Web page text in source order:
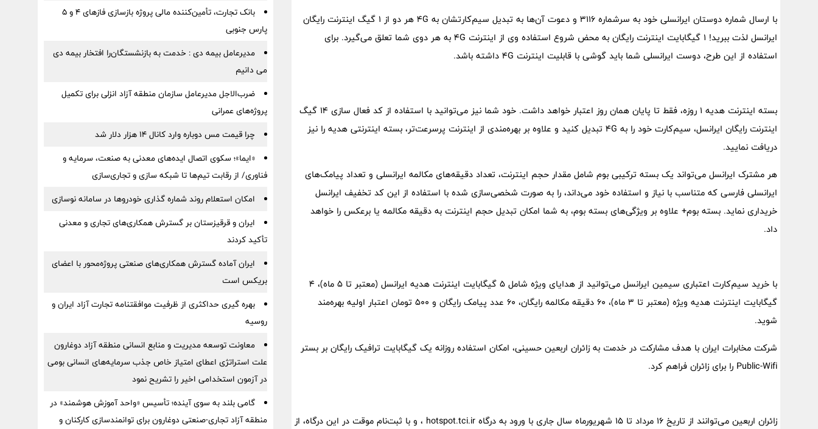
با ارسال شماره دوستان ایرانسلی خود به سرشماره ۳۱۱۶ و دعوت آن‌ها به تبدیل سیم‌کارتشان به ۴G هر دو از ۱ گیگ اینترنت رایگان
ایرانسل لذت ببرید! ۱ گیگابایت اینترنت رایگان به محض شروع استفاده وی از اینترنت ۴G به هر دوی شما تعلق می‌گیرد. برای
استفاده از این طرح، دوست ایرانسلی شما باید گوشی با قابلیت اینترنت ۴G داشته باشد.
بسته اینترنت هدیه ۱ روزه، فقط تا پایان همان روز اعتبار خواهد داشت. خود شما نیز می‌توانید با استفاده از کد فعال سازی ۱۴ گیگ
اینترنت رایگان ایرانسل، سیم‌کارت خود را به ۴G تبدیل کنید و علاوه بر بهره‌مندی از اینترنت پرسرعت‌تر، بسته اینترنتی هدیه را نیز
دریافت نمایید.
هر مشترک ایرانسل می‌تواند یک بسته ترکیبی بوم شامل مقدار حجم اینترنت، تعداد دقیقه‌های مکالمه ایرانسلی و تعداد پیامک‌های
ایرانسلی فارسی که متناسب با نیاز و استفاده خود می‌داند، را به صورت شخصی‌سازی شده با استفاده از این کد تخفیف ایرانسل
خریداری نماید. بسته بوم+ علاوه بر ویژگی‌های بسته بوم، به شما امکان تبدیل حجم اینترنت به دقیقه مکالمه یا برعکس را خواهد
داد.
با خرید سیم‌کارت اعتباری سیمین ایرانسل می‌توانید از هدایای ویژه شامل ۵ گیگابایت اینترنت هدیه ایرانسل (معتبر تا ۵ ماه)، ۴
گیگابایت اینترنت هدیه ویژه (معتبر تا ۳ ماه)، ۶۰ دقیقه مکالمه رایگان،‌ ۶۰ عدد پیامک رایگان و ۵۰۰ تومان اعتبار اولیه بهره‌مند
شوید.
شرکت مخابرات ایران با هدف مشارکت در خدمت به زائران اربعین حسینی، امکان استفاده روزانه یک گیگابایت ترافیک رایگان بر بستر
Public-Wifi را برای زائران فراهم کرد.
زائران اربعین می‌توانند از تاریخ ۱۶ مرداد تا ۱۵ شهریورماه سال جاری با ورود به درگاه hotspot.tci.ir ، و با ثبت‌نام موقت در این درگاه، از
بانک تجارت، تأمین‌کننده مالی پروژه بازسازی فازهای ۴ و ۵
پارس جنوبی
مدیرعامل بیمه دی : خدمت به بازنشستگان‌را افتخار بیمه دی
می دانیم
ضرب‌الاجل مدیرعامل سازمان منطقه آزاد انزلی برای تكمیل
پروژه‌های عمرانی
چرا قیمت مس دوباره وارد کانال ۱۴ هزار دلار شد
«ایما»؛ سکوی اتصال ایده‌های معدنی به صنعت، سرمایه و
فناوری/ از رقابت تیم‌ها تا شبکه سازی و تجاری‌سازی
امکان استعلام روند شماره گذاری خودروها در سامانه نوسازی
ایران و قرقیزستان بر گسترش همکاری‌های تجاری و معدنی
تأکید کردند
ایران آماده گسترش همکاری‌های صنعتی پروژه‌محور با اعضای
بریکس است
بهره گیری حداکثری از ظرفیت موافقتنامه تجارت آزاد ایران و
روسیه
معاونت توسعه مدیریت و منابع انسانی منطقه آزاد دوغارون
علت استراتژی اعطای امتیاز خاص جذب سرمایه‌های انسانی بومی
در آزمون استخدامی اخیر را تشریح نمود
گامی بلند به سوی آینده؛ تأسیس «واحد آموزش هوشمند» در
منطقه آزاد تجاری-صنعتی دوغارون برای توانمندسازی کارکنان و